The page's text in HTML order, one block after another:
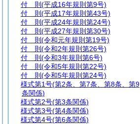
付 則 (平成16年規則第9号)
付 則 (平成17年規則第43号)
付 則 (平成24年規則第24号)
付 則 (平成27年規則第30号)
付 則 (令和元年規則第19号)
付 則 (令和2年規則第26号)
付 則 (令和3年規則第6号)
付 則 (令和5年規則第22号)
付 則 (令和5年規則第24号)
様式第1号(第2条、第7条、第8条、第9
条関係)
様式第2号(第3条関係)
様式第3号(第4条関係)
様式第4号(第6条関係)